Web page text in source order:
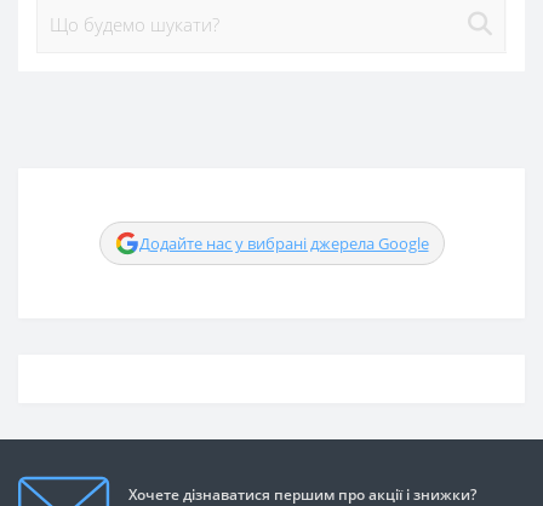
Додайте нас у вибрані джерела Google
Хочете дізнаватися першим про акції і знижки?